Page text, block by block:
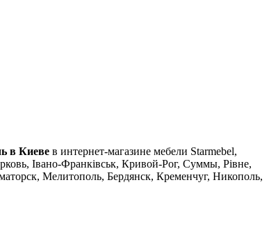
в Киеве в интернет-магазине мебели Starmebel,
Івано-Франківськ, Кривой-Рог, Суммы, Рівне,
Мелитополь, Бердянск, Кременчуг, Никополь,